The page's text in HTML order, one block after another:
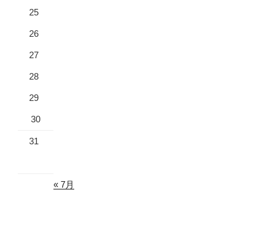
25
26
27
28
29
30
31
« 7月